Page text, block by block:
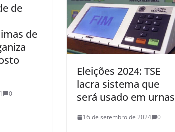
de
de
0
Eleições 2024: TSE
lacra sistema que
será usado em urnas
16 de setembro de 2024 0